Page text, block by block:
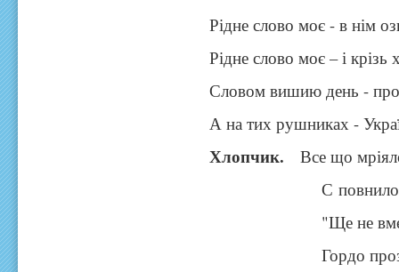
Рідне слово моє - в нім
Рідне слово моє – і крізь
Словом вишию день -
А на тих рушниках -
Хлопчик. Все що
С повнилось,
"Ще не вмерла
Гордо